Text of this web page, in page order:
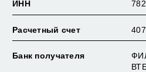
РЕКВИЗИТЫ
УСЛОВИЯ ПРИОБРЕТЕНИЯ,
ИНН
Расчетный счет
Банк получателя